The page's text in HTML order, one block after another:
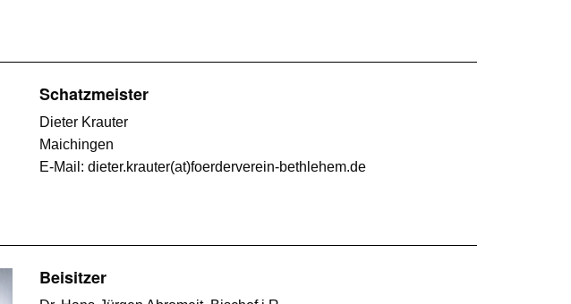
Schatzmeister
Dieter Krauter
Maichingen
E-Mail: dieter.krauter(at)foerderverein-bethlehem.de
Beisitzer